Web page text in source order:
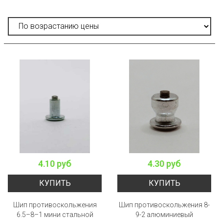
4.10 руб
КУПИТЬ
Шип противоскольжения
6.5–8–1 мини стальной
4.30 руб
КУПИТЬ
Шип противоскольжения 8-
9-2 алюминиевый